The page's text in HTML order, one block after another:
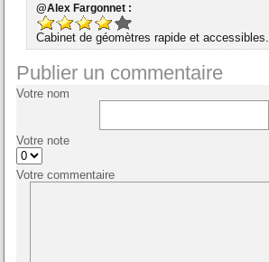
@Alex Fargonnet :
Cabinet de géomètres rapide et accessibles.
Publier un commentaire
Votre nom
Votre note
Votre commentaire